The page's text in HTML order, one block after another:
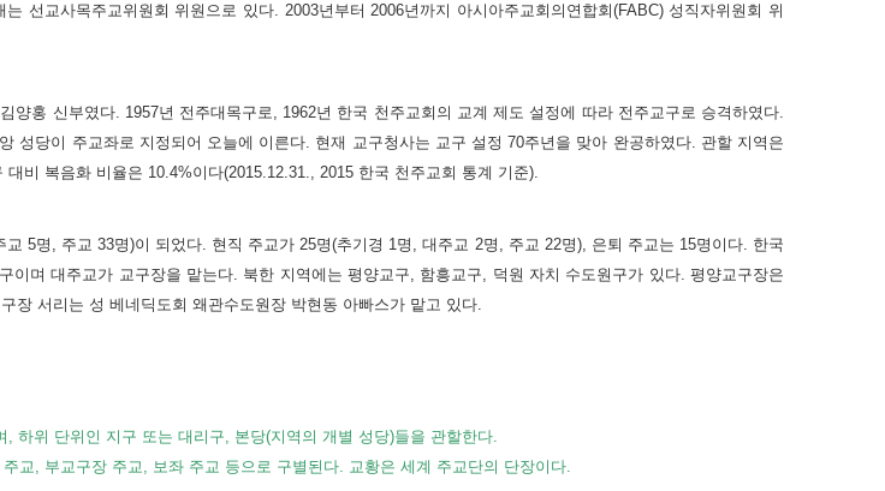
선교사목주교위원회 위원으로 있다. 2003년부터 2006년까지 아시아주교회의연합회(FABC) 성직자위원회 위
홍 신부였다. 1957년 전주대목구로, 1962년 한국 천주교회의 교계 제도 설정에 따라 전주교구로 승격하였다.
성당이 주교좌로 지정되어 오늘에 이른다. 현재 교구청사는 교구 설정 70주년을 맞아 완공하였다. 관할 지역은
비 복음화 비율은 10.4%이다(2015.12.31., 2015 한국 천주교회 통계 기준).
5명, 주교 33명)이 되었다. 현직 주교가 25명(추기경 1명, 대주교 2명, 주교 22명), 은퇴 주교는 15명이다. 한국
며 대주교가 교구장을 맡는다. 북한 지역에는 평양교구, 함흥교구, 덕원 자치 수도원구가 있다. 평양교구장은
장 서리는 성 베네딕도회 왜관수도원장 박현동 아빠스가 맡고 있다.
하위 단위인 지구 또는 대리구, 본당(지역의 개별 성당)들을 관할한다.
교, 부교구장 주교, 보좌 주교 등으로 구별된다. 교황은 세계 주교단의 단장이다.